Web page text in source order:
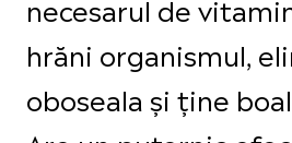
hrăni organismul,
oboseala și ține